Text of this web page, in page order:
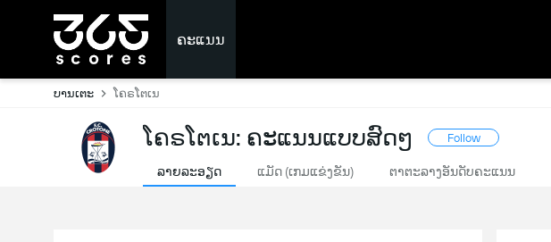
ຄະແນນ
ບານເຕະ ໂຄຣໂຕເນ
ໂຄຣໂຕເນ: ຄະແນນແບບສົດໆ Follow
ລາຍລະອຽດ ແມັດ (ເກມແຂ່ງຂັນ) ຕາຕະລາງອັນດັບຄະແນນ